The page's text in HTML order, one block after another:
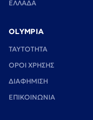
ΕΛΛΑΔΑ
OLYMPIA
TAYTOTHTA
ΟΡΟΙ ΧΡΗΣΗΣ
ΔΙΑΦΗΜΙΣΗ
ΕΠΙΚΟΙΝΩΝΙΑ